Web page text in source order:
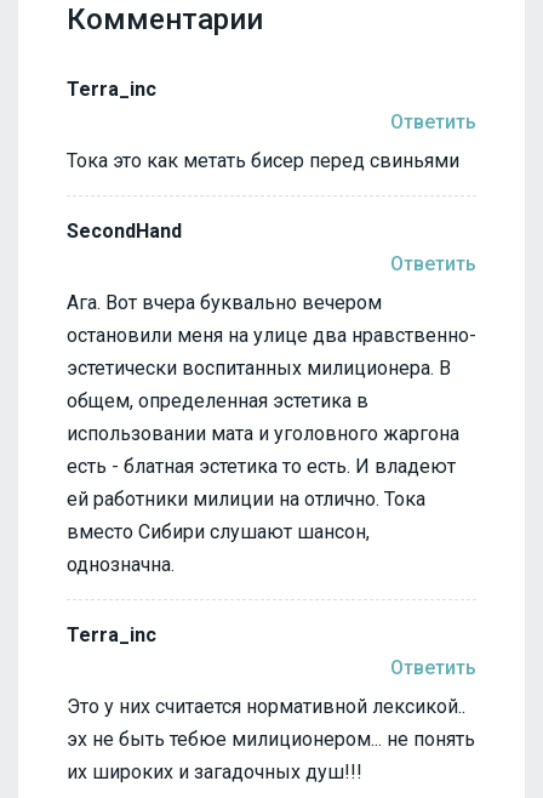
Комментарии
Terra_inc
Ответить
Тока это как метать бисер перед свиньями
SecondHand
Ответить
Ага. Вот вчера буквально вечером
остановили меня на улице два нравственно-
эстетически воспитанных милиционера. В
общем, определенная эстетика в
использовании мата и уголовного жаргона
есть - блатная эстетика то есть. И владеют
ей работники милиции на отлично. Тока
вместо Сибири слушают шансон,
однозначна.
Terra_inc
Ответить
Это у них считается нормативной лексикой..
эх не быть тебюе милиционером... не понять
их широких и загадочных душ!!!